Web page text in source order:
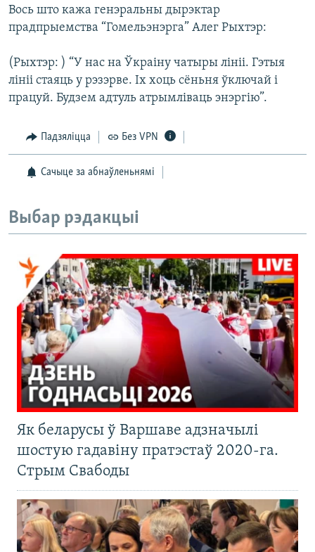
Вось што кажа генэральны дырэктар
прадпрыемства “Гомельэнэрга” Алег Рыхтэр:
(Рыхтэр: ) “У нас на Ўкраіну чатыры лініі. Гэтыя
лініі стаяць у рэзэрве. Іх хоць сёньня ўключай і
працуй. Будзем адтуль атрымліваць энэргію”.
Падзяліцца Без VPN
Сачыце за абнаўленьнямі
Выбар рэдакцыі
Як беларусы ў Варшаве адзначылі
шостую гадавіну пратэстаў 2020-га.
Стрым Свабоды